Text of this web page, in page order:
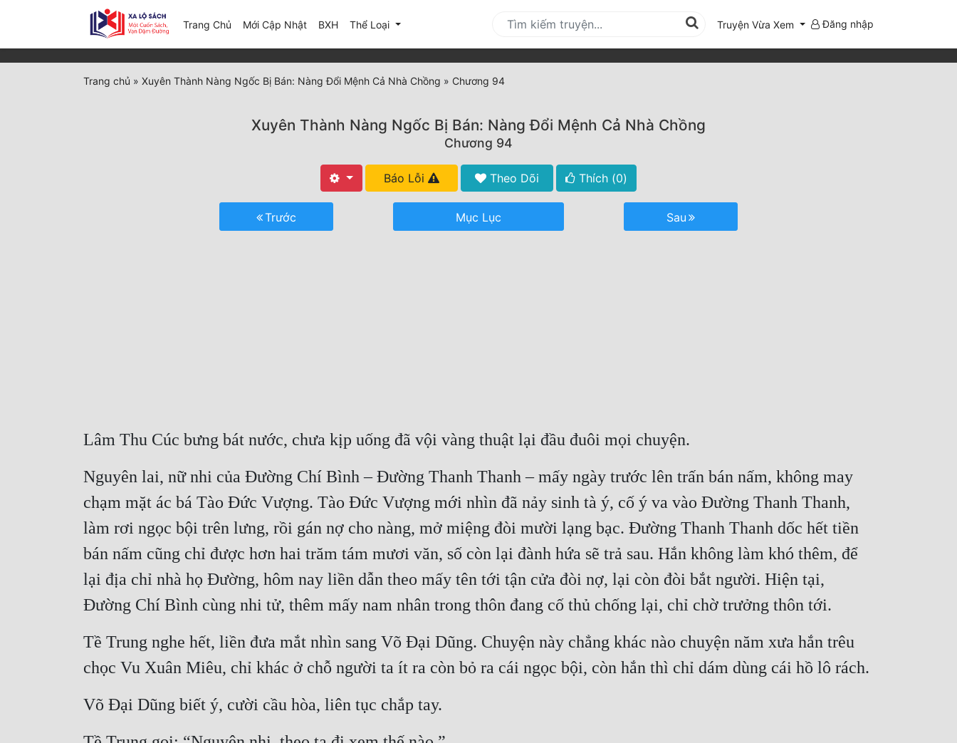
Trang Chủ Mới Cập Nhật(current)
BXH Thể Loại Truyện Vừa Xem Đăng nhập
Trang chủ » Xuyên Thành Nàng Ngốc Bị Bán: Nàng Đổi Mệnh Cả Nhà Chồng » Chương 94
Xuyên Thành Nàng Ngốc Bị Bán: Nàng Đổi Mệnh Cả Nhà Chồng
Chương 94
Báo Lỗi Theo Dõi Thích (0)
Trước Mục Lục Sau
Lâm Thu Cúc bưng bát nước, chưa kịp uống đã vội vàng thuật lại đầu đuôi mọi chuyện.
Nguyên lai, nữ nhi của Đường Chí Bình – Đường Thanh Thanh – mấy ngày trước lên trấn bán nấm, không may
chạm mặt ác bá Tào Đức Vượng. Tào Đức Vượng mới nhìn đã nảy sinh tà ý, cố ý va vào Đường Thanh Thanh,
làm rơi ngọc bội trên lưng, rồi gán nợ cho nàng, mở miệng đòi mười lạng bạc. Đường Thanh Thanh dốc hết tiền
bán nấm cũng chỉ được hơn hai trăm tám mươi văn, số còn lại đành hứa sẽ trả sau. Hắn không làm khó thêm, để
lại địa chỉ nhà họ Đường, hôm nay liền dẫn theo mấy tên tới tận cửa đòi nợ, lại còn đòi bắt người. Hiện tại,
Đường Chí Bình cùng nhi tử, thêm mấy nam nhân trong thôn đang cố thủ chống lại, chỉ chờ trưởng thôn tới.
Tề Trung nghe hết, liền đưa mắt nhìn sang Võ Đại Dũng. Chuyện này chẳng khác nào chuyện năm xưa hắn trêu
chọc Vu Xuân Miêu, chỉ khác ở chỗ người ta ít ra còn bỏ ra cái ngọc bội, còn hắn thì chỉ dám dùng cái hồ lô rách.
Võ Đại Dũng biết ý, cười cầu hòa, liên tục chắp tay.